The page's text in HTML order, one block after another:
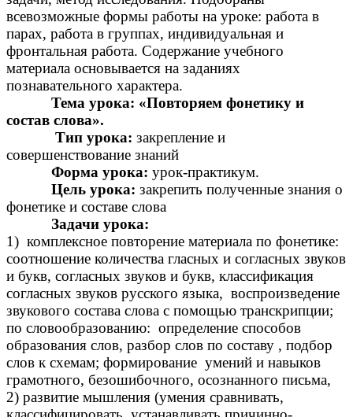
всевозможные формы работы на уроке: работа в
парах, работа в группах, индивидуальная и
фронтальная работа. Содержание учебного
материала основывается на заданиях
познавательного характера.
Тема урока: «Повторяем фонетику и
состав слова».
Тип урока: закрепление и
совершенствование знаний
Форма урока: урок-практикум.
Цель урока: закрепить полученные знания о
фонетике и составе слова
Задачи урока:
1) комплексное повторение материала по фонетике:
соотношение количества гласных и согласных звуков
и букв, согласных звуков и букв, классификация
согласных звуков русского языка, воспроизведение
звукового состава слова с помощью транскрипции;
по словообразованию: определение способов
образования слов, разбор слов по составу , подбор
слов к схемам; формирование умений и навыков
грамотного, безошибочного, осознанного письма,
2) развитие мышления (умения сравнивать,